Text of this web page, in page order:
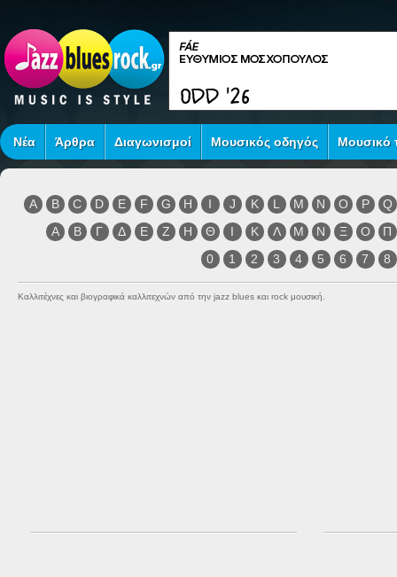
Νέα Άρθρα Διαγωνισμοί Μουσικός οδηγός Μουσικό
A B C D E F G H I J K L M N O P
Q
Α
Β Γ Δ Ε Ζ Η Θ Ι Κ Λ Μ Ν Ξ Ο
Π
0
1 2 3 4 5 6 7 8
Καλλιτέχνες και βιογραφικά καλλιτεχνών από την jazz blues και rock μουσική.